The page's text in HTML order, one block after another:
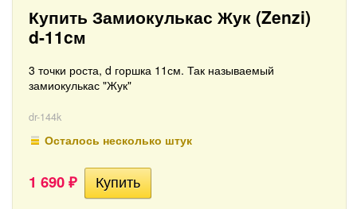
Купить Замиокулькас Жук (Zenzi)
d-11cм
3 точки роста, d горшка 11см. Так называемый
замиокулькас "Жук"
dr-144k
Осталось несколько штук
1 690 ₽